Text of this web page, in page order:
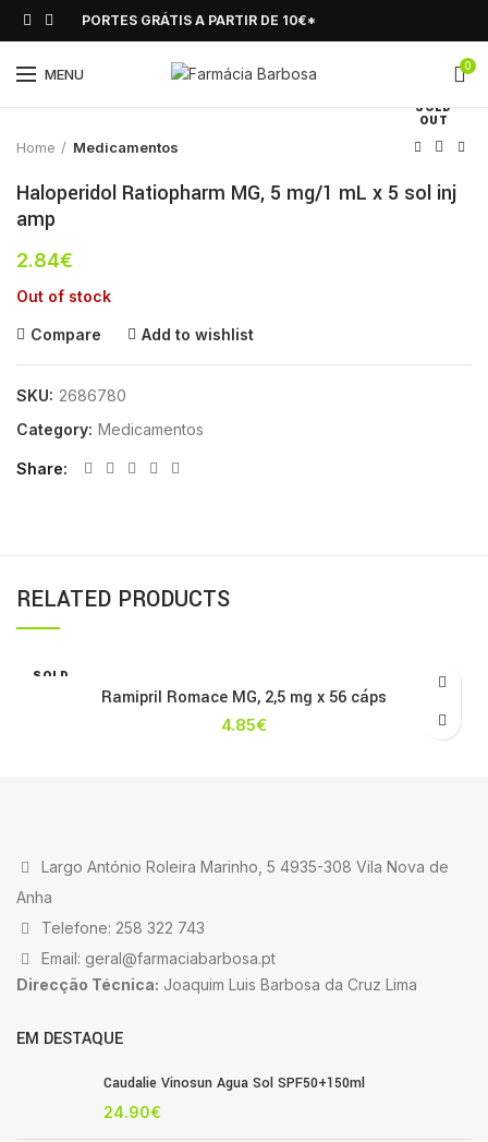
PORTES GRÁTIS A PARTIR DE 10€*
MENU 0
SOLD
OUT
Click to enlarge
Home Medicamentos
Haloperidol Ratiopharm MG, 5 mg/1 mL x 5 sol inj
amp
2.84€
Out of stock
Compare Add to wishlist
SKU: 2686780
Category: Medicamentos
Share
RELATED PRODUCTS
SOLD
Ramipril Romace MG, 2,5 mg x 56 cáps
4.85€
Largo António Roleira Marinho, 5 4935-308 Vila Nova de
Anha
Telefone: 258 322 743
Email: geral@farmaciabarbosa.pt
Direcção Técnica: Joaquim Luis Barbosa da Cruz Lima
EM DESTAQUE
Caudalie Vinosun Agua Sol SPF50+150ml
24.90€